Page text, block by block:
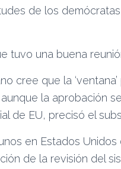
de los
tuvo una buena
cree que la
la aprobación
de EU, precisó el
en Estados
de la revisión del